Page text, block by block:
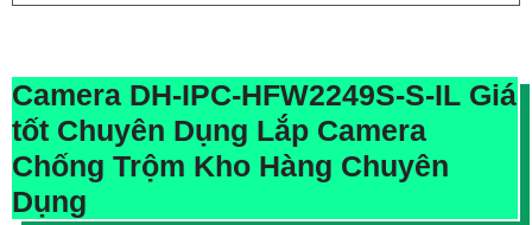
Camera DH-IPC-HFW2249S-S-IL Giá
tốt Chuyên Dụng Lắp Camera
Chống Trộm Kho Hàng Chuyên
Dụng